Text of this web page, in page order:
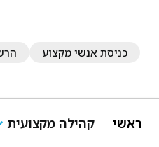
כניסת אנשי מקצוע
ראשי קהילה מקצועית